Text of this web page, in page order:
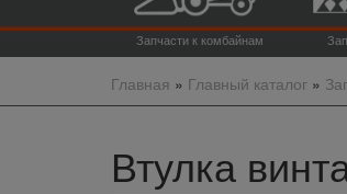
Запчасти к комбайнам
Главная » Главный каталог»
Втулка